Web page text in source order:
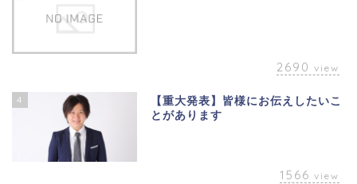
2690 view
4
【重大発表】皆様にお伝えしたいこ
とがあります
1566 view